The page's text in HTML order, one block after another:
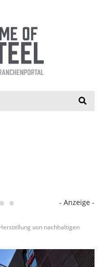
- Anzeige -
von nachhaltigen